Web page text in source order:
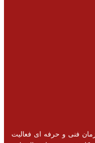
فنی و حرفه ای فعالیت